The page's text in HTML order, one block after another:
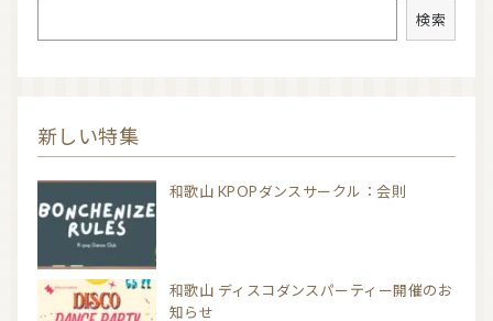
検索
新しい特集
和歌山 KPOPダンスサークル：会則
和歌山 ディスコダンスパーティー開催のお
知らせ